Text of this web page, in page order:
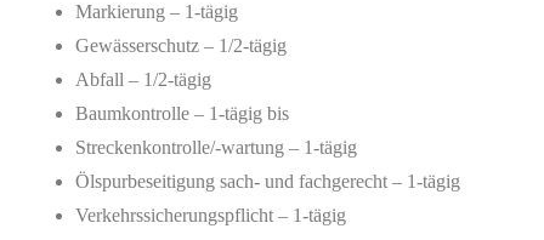
Markierung – 1-tägig
Gewässerschutz – 1/2-tägig
Abfall – 1/2-tägig
Baumkontrolle – 1-tägig bis
Streckenkontrolle/-wartung – 1-tägig
Ölspurbeseitigung sach- und fachgerecht – 1-tägig
Verkehrssicherungspflicht – 1-tägig